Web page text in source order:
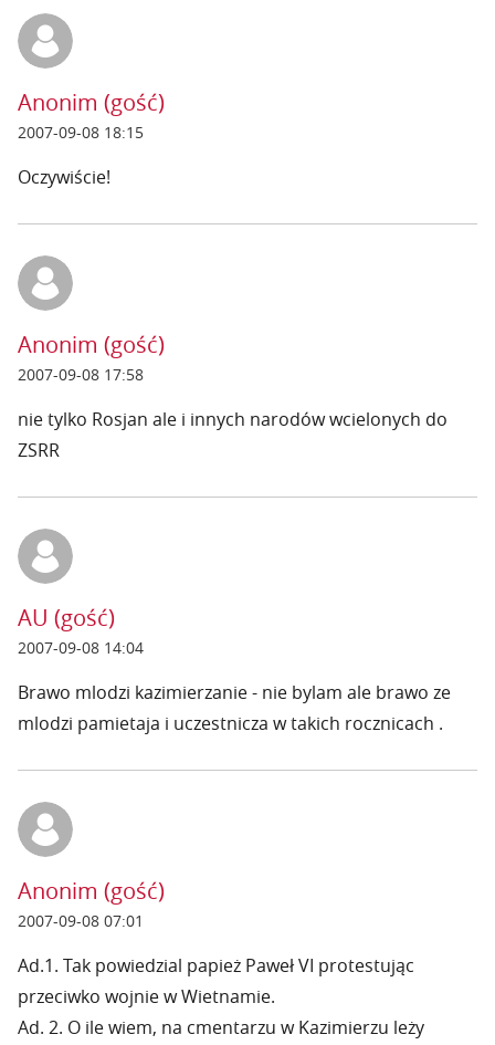
Anonim (gość)
2007-09-08 18:15
Oczywiście!
Anonim (gość)
2007-09-08 17:58
nie tylko Rosjan ale i innych narodów wcielonych do
ZSRR
AU (gość)
2007-09-08 14:04
Brawo mlodzi kazimierzanie - nie bylam ale brawo ze
mlodzi pamietaja i uczestnicza w takich rocznicach .
Anonim (gość)
2007-09-08 07:01
Ad.1. Tak powiedzial papież Paweł VI protestując
przeciwko wojnie w Wietnamie.
Ad. 2. O ile wiem, na cmentarzu w Kazimierzu leży